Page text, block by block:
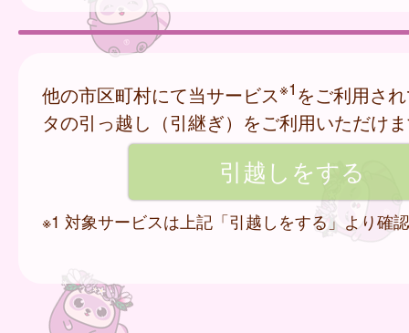
他の市区町村にて当サービス※1 をご利用さ
タの引っ越し（引継ぎ）をご利用いただけ
※1 対象サービスは上記「引越しをする」より確